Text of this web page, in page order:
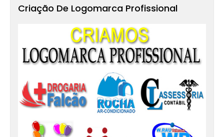
Criação De Logomarca Profissional